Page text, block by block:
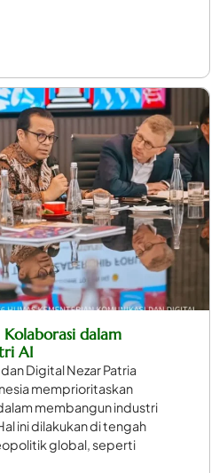
dalam
AI
Digital Nezar Patria
memprioritaskan
membangun industri
ini dilakukan di tengah
global, seperti